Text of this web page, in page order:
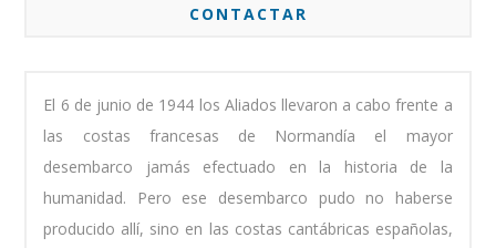
CONTACTAR
El 6 de junio de 1944 los Aliados llevaron a cabo frente a
las costas francesas de Normandía el mayor
desembarco jamás efectuado en la historia de la
humanidad. Pero ese desembarco pudo no haberse
producido allí, sino en las costas cantábricas españolas,